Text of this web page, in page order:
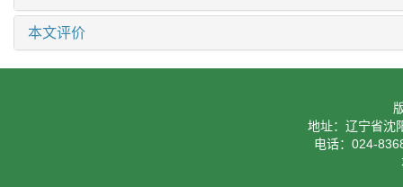
本文评价
地址：辽宁省沈
电话：024-